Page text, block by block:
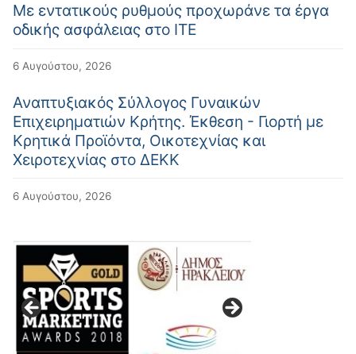
Με εντατικούς ρυθμούς προχωράνε τα έργα
οδικής ασφάλειας στο ΙΤΕ
6 Αυγούστου, 2026
Αναπτυξιακός Σύλλογος Γυναικών
Επιχειρηματιών Κρήτης. Έκθεση - Γιορτή με
Κρητικά Προϊόντα, Οικοτεχνίας και
Χειροτεχνίας στο ΔΕΚΚ
6 Αυγούστου, 2026